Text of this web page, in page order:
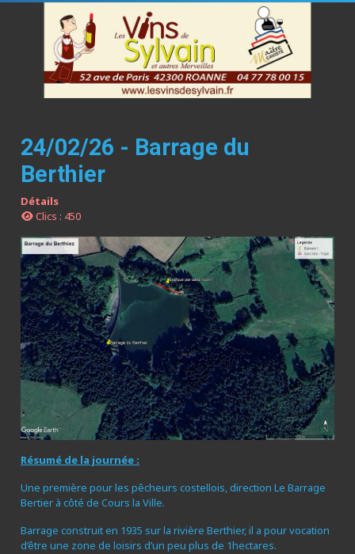
24/02/26 - Barrage du
Berthier
Détails
Clics : 450
Résumé de la journée :
Une première pour les pêcheurs costellois, direction Le Barrage
Bertier à côté de Cours la Ville.
Barrage construit en 1935 sur la rivière Berthier, il a pour vocation
d’être une zone de loisirs d’un peu plus de 1hectares.